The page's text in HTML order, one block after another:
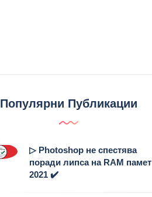
Популярни Публикации
▷ Photoshop не спестява
поради липса на RAM памет
2021 ✔️